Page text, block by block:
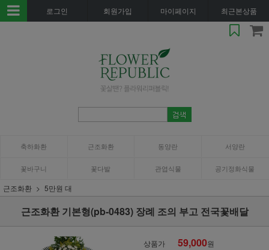
로그인 회원가입 마이페이지 최근본상품
축하화환 근조화환 동양란 서양란
꽃바구니 꽃다발 관엽식물 공기정화식물
근조화환 5만원 대
근조화환 기본형(pb-0483) 장례 조의 부고 전국꽃배달
상품가 59,000원